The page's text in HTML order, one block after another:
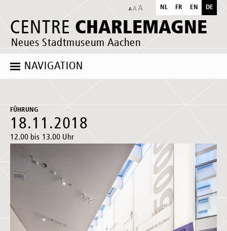
CENTRE CHARLEMAGNE
Neues Stadtmuseum Aachen
NL FR EN DE
NAVIGATION
FÜHRUNG
18.11.2018
12.00 bis 13.00 Uhr